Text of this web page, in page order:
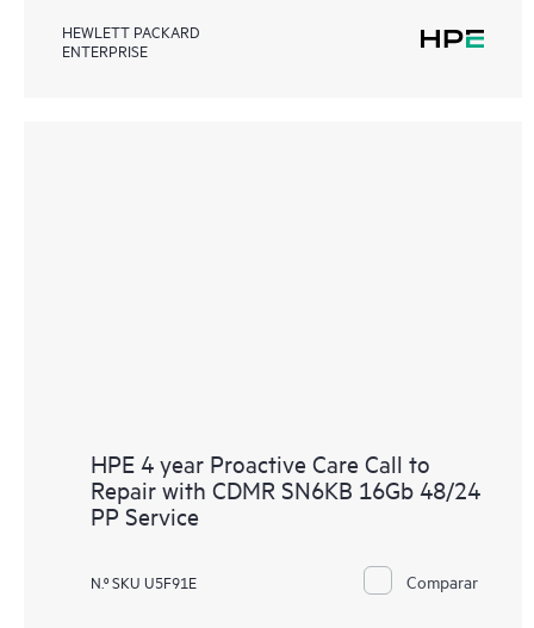
HEWLETT PACKARD
ENTERPRISE
HPE 4 year Proactive Care Call to
Repair with CDMR SN6KB 16Gb 48/24
PP Service
N.º SKU U5F91E Comparar